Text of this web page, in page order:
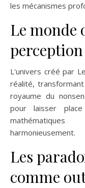
les mécanismes
Le monde
L'univers créé par
réalité,
royaume du
pour laisser
harmonieusement.
Les
comme